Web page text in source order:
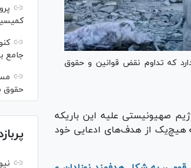
که تداوم نقض قوانین و حقوق
صهیونیستی علیه این باریکه
این رژیم به هیچ‌یک از هدف‌های ادعایی خود
جامع
حقوق